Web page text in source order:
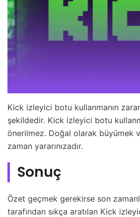
Kick izleyici botu kullanmanın
şekildedir. Kick izleyici botu
önerilmez. Doğal olarak büyümek
zaman yararınızadır.
Sonuç
Özet geçmek gerekirse son
tarafından sıkça aratılan Kick